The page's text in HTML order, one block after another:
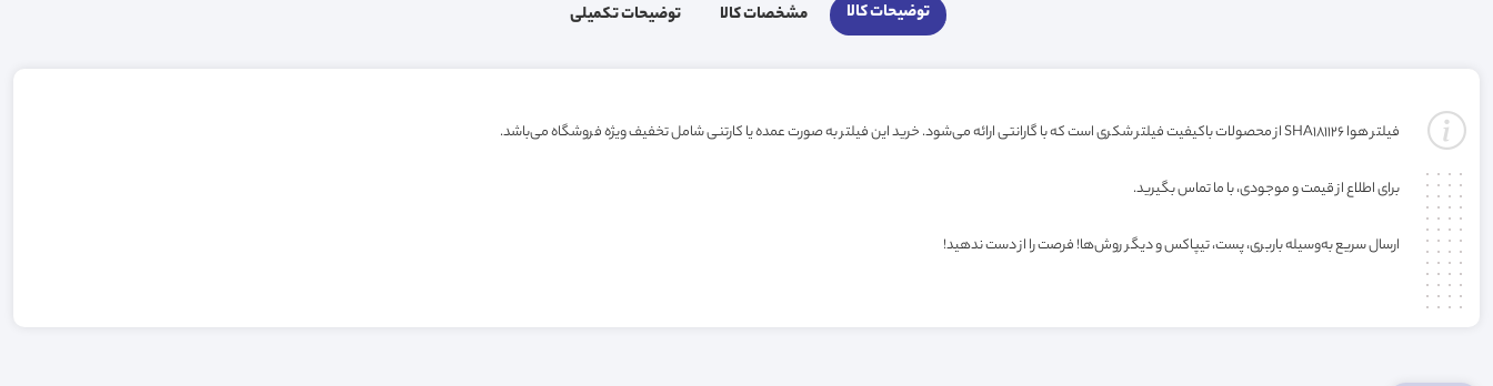
توضیحات کالا مشخصات کالا توضیحات تکمیلی
فیلتر هوا SHA181126 از محصولات باکیفیت فیلتر شکری است که با گارانتی ارائه می‌شود. خرید این فیلتر به صورت عمده یا کارتنی شامل تخفیف ویژه فروشگاه می‌باشد.
برای اطلاع از قیمت و موجودی، با ما تماس بگیرید.
ارسال سریع به‌وسیله باربری، پست، تیپاکس و دیگر روش‌ها! فرصت را از دست ندهید!